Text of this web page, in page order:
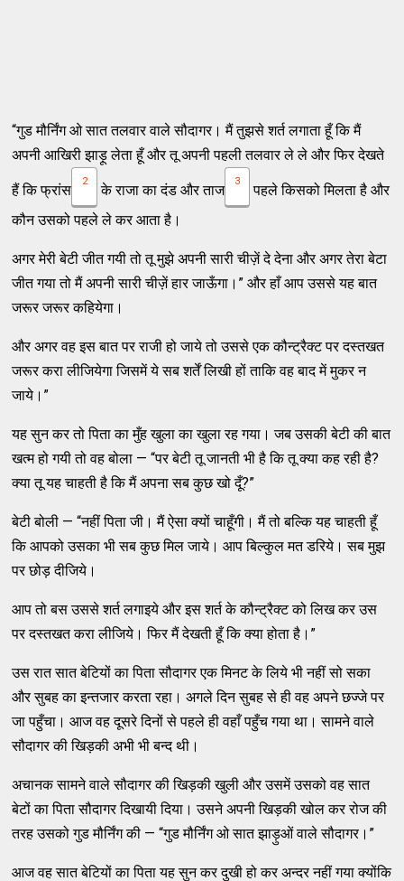
“गुड मौर्निंग ओ सात तलवार वाले सौदागर। मैं तुझसे शर्त लगाता हूँ कि मैं
अपनी आखिरी झाड़ू लेता हूँ और तू अपनी पहली तलवार ले ले और फिर देखते
हैं कि फ्रांस
2
के राजा का दंड और ताज
3
पहले किसको मिलता है और
कौन उसको पहले ले कर आता है।
अगर मेरी बेटी जीत गयी तो तू मुझे अपनी सारी चीज़ें दे देना और अगर तेरा बेटा
जीत गया तो मैं अपनी सारी चीज़ें हार जाऊँगा।” और हाँ आप उससे यह बात
जरूर जरूर कहियेगा।
और अगर वह इस बात पर राजी हो जाये तो उससे एक कौन्ट्रैक्ट पर दस्तखत
जरूर करा लीजियेगा जिसमें ये सब शर्तें लिखी हों ताकि वह बाद में मुकर न
जाये।”
यह सुन कर तो पिता का मुँह खुला का खुला रह गया। जब उसकी बेटी की बात
खत्म हो गयी तो वह बोला — “पर बेटी तू जानती भी है कि तू क्या कह रही है?
क्या तू यह चाहती है कि मैं अपना सब कुछ खो दूँ?”
बेटी बोली — “नहीं पिता जी। मैं ऐसा क्यों चाहूँगी। मैं तो बल्कि यह चाहती हूँ
कि आपको उसका भी सब कुछ मिल जाये। आप बिल्कुल मत डरिये। सब मुझ
पर छोड़ दीजिये।
आप तो बस उससे शर्त लगाइये और इस शर्त के कौन्ट्रैक्ट को लिख कर उस
पर दस्तखत करा लीजिये। फिर मैं देखती हूँ कि क्या होता है।”
उस रात सात बेटियों का पिता सौदागर एक मिनट के लिये भी नहीं सो सका
और सुबह का इन्तजार करता रहा। अगले दिन सुबह से ही वह अपने छज्जे पर
जा पहुँचा। आज वह दूसरे दिनों से पहले ही वहाँ पहुँच गया था। सामने वाले
सौदागर की खिड़की अभी भी बन्द थी।
अचानक सामने वाले सौदागर की खिड़की खुली और उसमें उसको वह सात
बेटों का पिता सौदागर दिखायी दिया। उसने अपनी खिड़की खोल कर रोज की
तरह उसको गुड मौर्निंग की — “गुड मौर्निंग ओ सात झाड़ुओं वाले सौदागर।”
आज वह सात बेटियों का पिता यह सुन कर दुखी हो कर अन्दर नहीं गया क्योंकि